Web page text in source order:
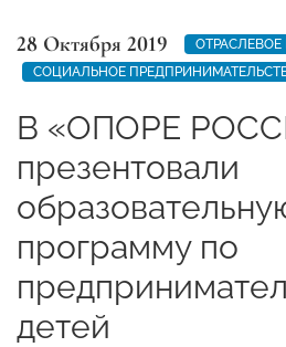
28 Октября 2019
ОТРАСЛЕВОЕ
СОЦИАЛЬНОЕ
В «ОПОРЕ
презентовали
программу по
детей